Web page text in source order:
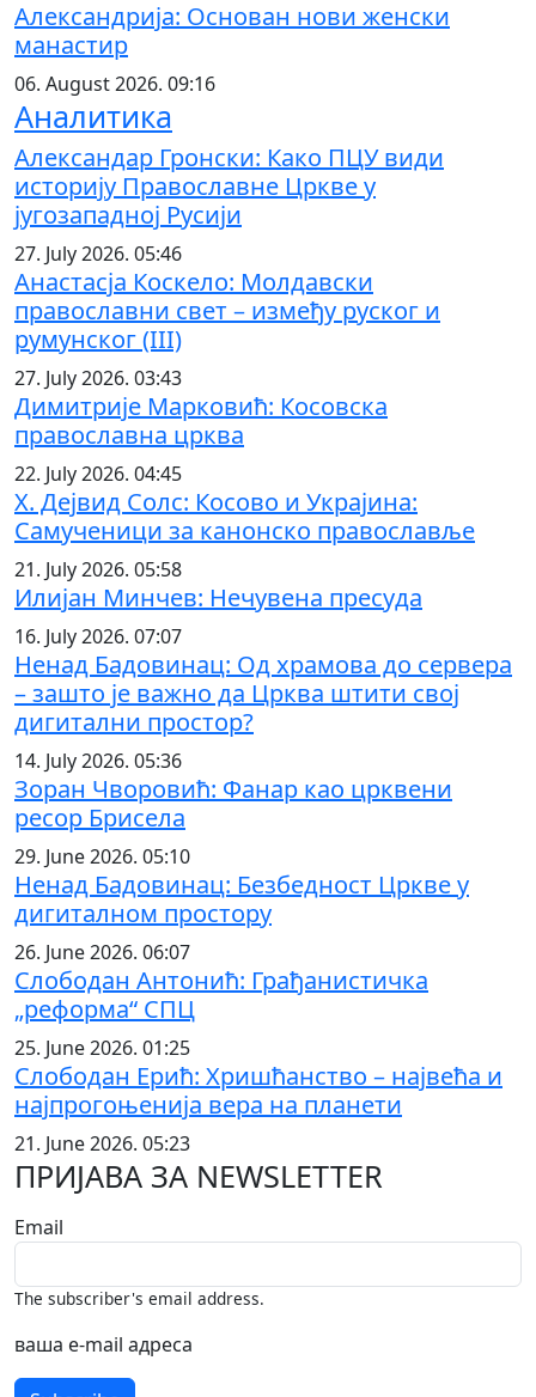
Александрија: Основан нови женски
манастир
06. August 2026. 09:16
Аналитика
Александар Гронски: Како ПЦУ види
историју Православне Цркве у
југозападној Русији
27. July 2026. 05:46
Анастасја Коскело: Молдавски
православни свет – између руског и
румунског (III)
27. July 2026. 03:43
Димитрије Марковић: Косовска
православна црква
22. July 2026. 04:45
Х. Дејвид Солс: Косово и Украјина:
Самученици за канонско православље
21. July 2026. 05:58
Илијан Минчев: Нечувена пресуда
16. July 2026. 07:07
Ненад Бадовинац: Од храмова до сервера
– зашто је важно да Црква штити свој
дигитални простор?
14. July 2026. 05:36
Зоран Чворовић: Фанар као црквени
ресор Брисела
29. June 2026. 05:10
Ненад Бадовинац: Безбедност Цркве у
дигиталном простору
26. June 2026. 06:07
Слободан Антонић: Грађанистичка
„реформа“ СПЦ
25. June 2026. 01:25
Слободан Ерић: Хришћанство – највећа и
најпрогоњенија вера на планети
21. June 2026. 05:23
ПРИЈАВА ЗА NEWSLETTER
Email
The subscriber's email address.
ваша е-mail адреса